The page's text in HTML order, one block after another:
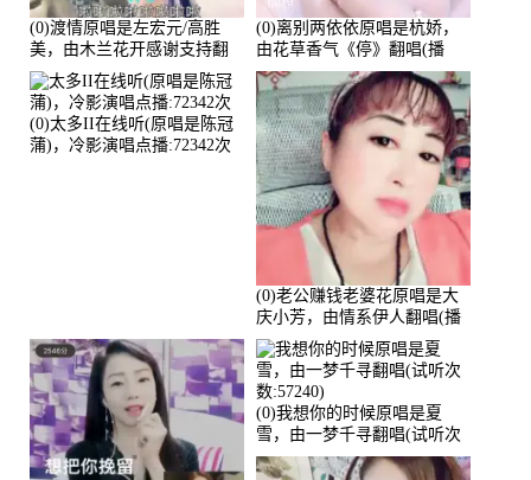
(0)渡情原唱是左宏元/高胜
美，由木兰花开感谢支持翻
唱(播放:82339)
(0)离别两依依原唱是杭娇，
由花草香气《停》翻唱(播
放:81215)
(0)太多II在线听(原唱是陈冠
蒲)，冷影演唱点播:72342次
(0)老公赚钱老婆花原唱是大
庆小芳，由情系伊人翻唱(播
放:72036)
(0)我想你的时候原唱是夏
雪，由一梦千寻翻唱(试听次
数:57240)